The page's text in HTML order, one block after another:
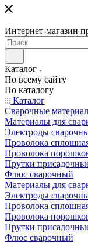
Интернет-магазин
Каталог
По всему сайту
По каталогу
Каталог
Сварочные
Материалы для
Электроды
Проволока
Проволока
Прутки
Флюс сварочный
Материалы для
Электроды
Проволока
Проволока
Прутки
Флюс сварочный